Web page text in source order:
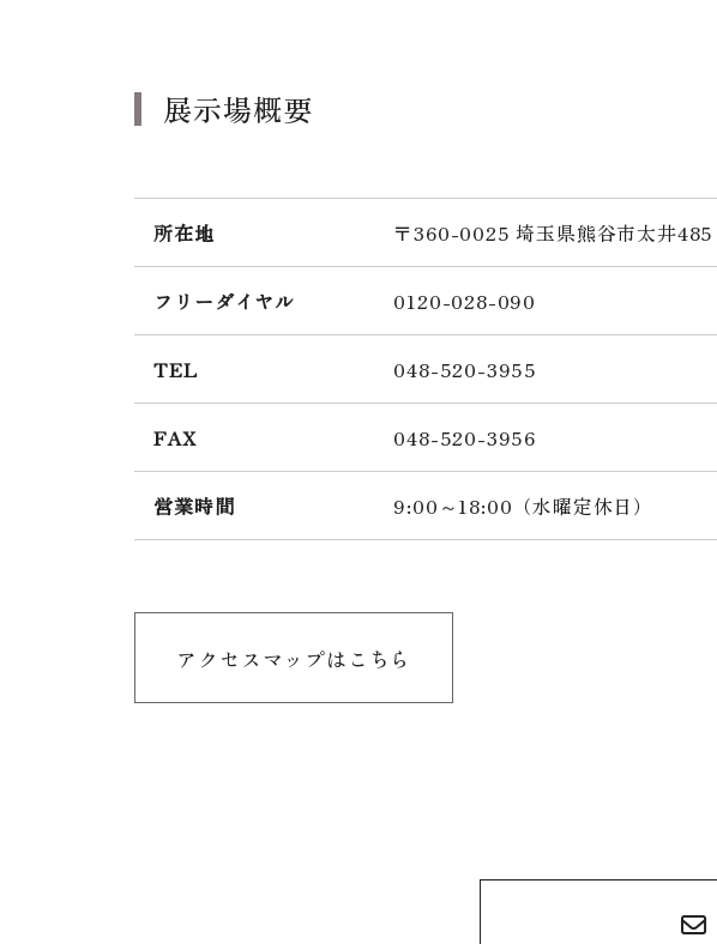
展示場概要
所在地 〒360-0025 埼玉県熊谷市太井485
フリーダイヤル 0120-028-090
TEL 048-520-3955
FAX 048-520-3956
営業時間 9:00～18:00（水曜定休日）
アクセスマップはこちら